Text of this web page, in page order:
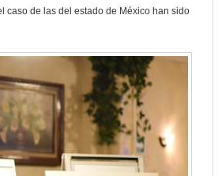
caso de las del estado de México han sido